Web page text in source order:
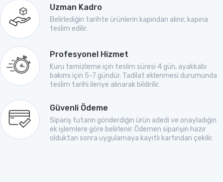
Uzman Kadro
Belirlediğin tarihte ürünlerin kapından alınır, kapına
teslim edilir.
Profesyonel Hizmet
Kuru temizleme için teslim süresi 4 gün, ayakkabı
bakımı için 5-7 gündür. Tadilat eklenmesi durumunda
teslim tarihi ileriye alınarak bildirilir.
Güvenli Ödeme
Sipariş tutarın gönderdiğin ürün adedi ve onayladığın
ek işlemlere göre belirlenir. Ödemen siparişin hazır
olduktan sonra uygulamaya kayıtlı kartından çekilir.